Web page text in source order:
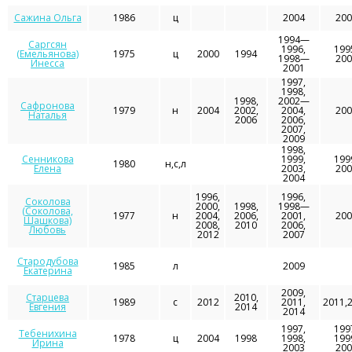
Сажина Ольга
1986 ц 2004
Саргсян
(Емельянова)
Инесса
1975 ц 2000 1994
1994—
1996,
1998—
2001
Сафронова
Наталья 1979 н 2004
1998,
2002,
2006
1997,
1998,
2002—
2004,
2006,
2007,
2009
Сенникова
Елена 1980 н,с,л
1998,
1999,
2003,
2004
Соколова
(Соколова,
Шашкова)
Любовь
1977 н
1996,
2000,
2004,
2008,
2012
1998,
2006,
2010
1996,
1998—
2001,
2006,
2007
Стародубова
Екатерина 1985 л 2009
Старцева
Евгения 1989 с 2012 2010,
2014
2009,
2011,
2014
Тебенихина
Ирина 1978 ц 2004 1998
1997,
1998,
2003